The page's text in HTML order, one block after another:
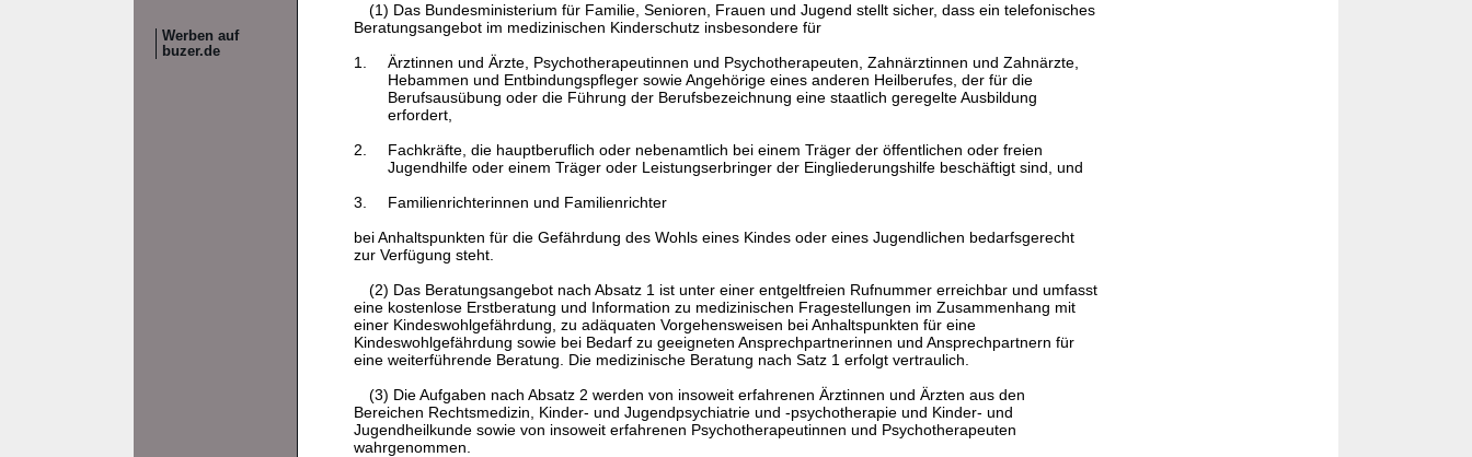
Werben auf
buzer.de
(1) Das Bundesministerium für Familie, Senioren, Frauen und Jugend stellt sicher, dass ein telefonisches
Beratungsangebot im medizinischen Kinderschutz insbesondere für
1.
Ärztinnen und Ärzte, Psychotherapeutinnen und Psychotherapeuten, Zahnärztinnen und Zahnärzte,
Hebammen und Entbindungspfleger sowie Angehörige eines anderen Heilberufes, der für die
Berufsausübung oder die Führung der Berufsbezeichnung eine staatlich geregelte Ausbildung
erfordert,
2.
Fachkräfte, die hauptberuflich oder nebenamtlich bei einem Träger der öffentlichen oder freien
Jugendhilfe oder einem Träger oder Leistungserbringer der Eingliederungshilfe beschäftigt sind, und
3.
Familienrichterinnen und Familienrichter
bei Anhaltspunkten für die Gefährdung des Wohls eines Kindes oder eines Jugendlichen bedarfsgerecht
zur Verfügung steht.
(2) Das Beratungsangebot nach Absatz 1 ist unter einer entgeltfreien Rufnummer erreichbar und umfasst
eine kostenlose Erstberatung und Information zu medizinischen Fragestellungen im Zusammenhang mit
einer Kindeswohlgefährdung, zu adäquaten Vorgehensweisen bei Anhaltspunkten für eine
Kindeswohlgefährdung sowie bei Bedarf zu geeigneten Ansprechpartnerinnen und Ansprechpartnern für
eine weiterführende Beratung. Die medizinische Beratung nach Satz 1 erfolgt vertraulich.
(3) Die Aufgaben nach Absatz 2 werden von insoweit erfahrenen Ärztinnen und Ärzten aus den
Bereichen Rechtsmedizin, Kinder- und Jugendpsychiatrie und -psychotherapie und Kinder- und
Jugendheilkunde sowie von insoweit erfahrenen Psychotherapeutinnen und Psychotherapeuten
wahrgenommen.